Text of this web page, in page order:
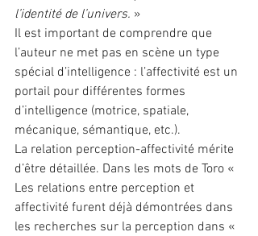
l’identité de l’univers. »
Il est important de comprendre que
l’auteur ne met pas en scène un type
spécial d’intelligence : l’affectivité est un
portail pour différentes formes
d’intelligence (motrice, spatiale,
mécanique, sémantique, etc.).
La relation perception-affectivité mérite
d’être détaillée. Dans les mots de Toro «
Les relations entre perception et
affectivité furent déjà démontrées dans
les recherches sur la perception dans «